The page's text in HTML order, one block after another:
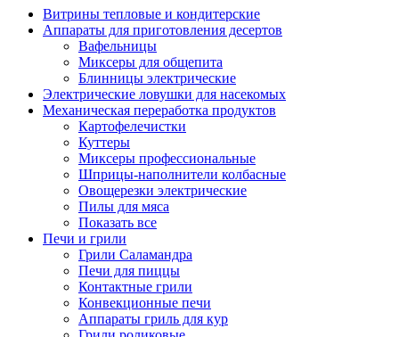
Витрины тепловые и кондитерские
Аппараты для приготовления десертов
Вафельницы
Миксеры для общепита
Блинницы электрические
Электрические ловушки для насекомых
Механическая переработка продуктов
Картофелечистки
Куттеры
Миксеры профессиональные
Шприцы-наполнители колбасные
Овощерезки электрические
Пилы для мяса
Показать все
Печи и грили
Грили Саламандра
Печи для пиццы
Контактные грили
Конвекционные печи
Аппараты гриль для кур